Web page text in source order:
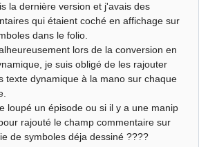
la dernière version et j'avais des
qui étaient coché en affichage sur
dans le folio.
lors de la conversion en
je suis obligé de les rajouter
texte dynamique à la mano sur chaque
loupé un épisode ou si il y a une manip
rajouté le champ commentaire sur
de symboles déja dessiné ????